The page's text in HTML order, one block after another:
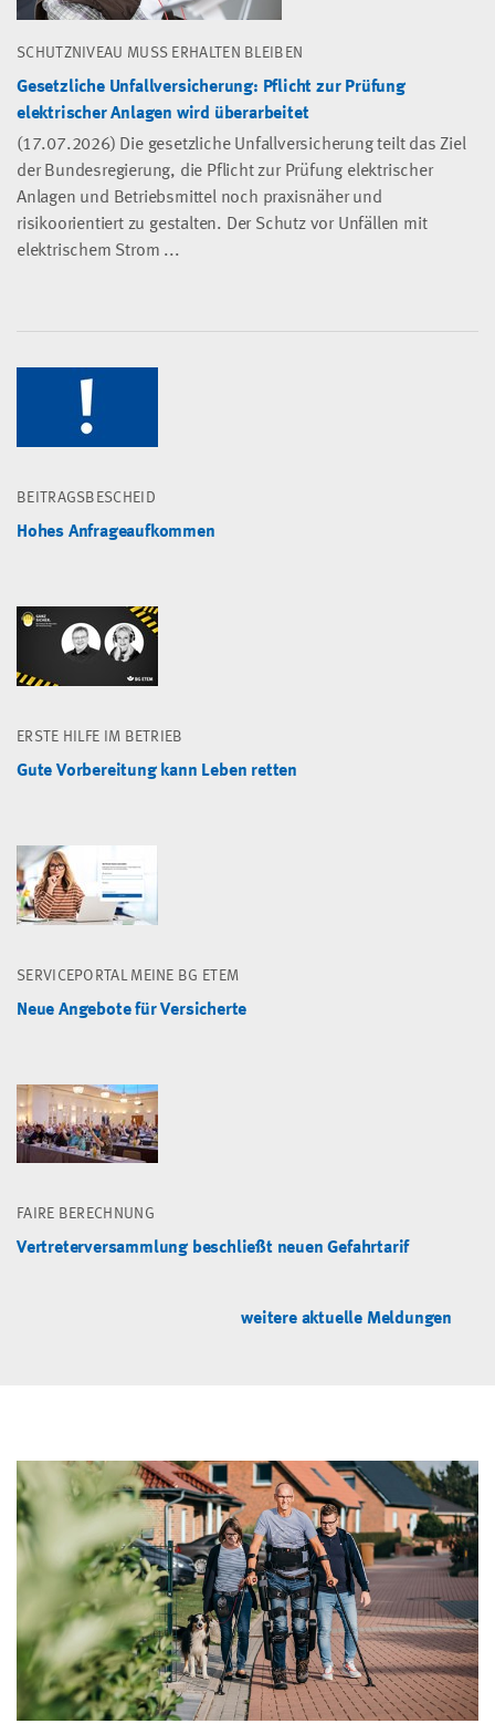
SCHUTZNIVEAU MUSS ERHALTEN BLEIBEN
Gesetzliche Unfallversicherung: Pflicht zur Prüfung
elektrischer Anlagen wird überarbeitet
(17.07.2026) Die gesetzliche Unfallversicherung teilt das Ziel
der Bundesregierung, die Pflicht zur Prüfung elektrischer
Anlagen und Betriebsmittel noch praxisnäher und
risikoorientiert zu gestalten. Der Schutz vor Unfällen mit
elektrischem Strom ...
BEITRAGSBESCHEID
Hohes Anfrageaufkommen
ERSTE HILFE IM BETRIEB
Gute Vorbereitung kann Leben retten
SERVICEPORTAL MEINE BG ETEM
Neue Angebote für Versicherte
FAIRE BERECHNUNG
Vertreterversammlung beschließt neuen Gefahrtarif
weitere aktuelle Meldungen